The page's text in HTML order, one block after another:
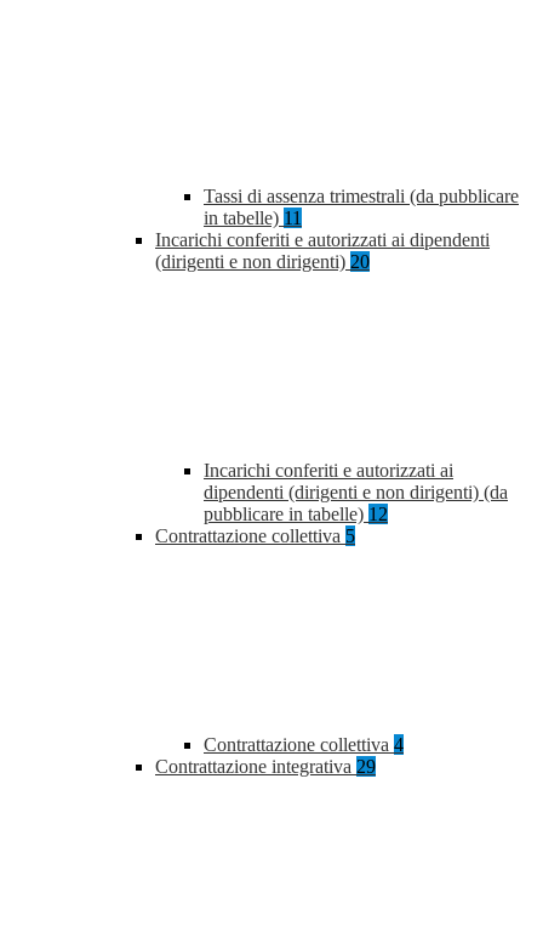
Tassi di assenza trimestrali (da pubblicare
in tabelle) 11
Incarichi conferiti e autorizzati ai dipendenti
(dirigenti e non dirigenti) 20
Incarichi conferiti e autorizzati ai
dipendenti (dirigenti e non dirigenti) (da
pubblicare in tabelle) 12
Contrattazione collettiva 5
Contrattazione collettiva 4
Contrattazione integrativa 29